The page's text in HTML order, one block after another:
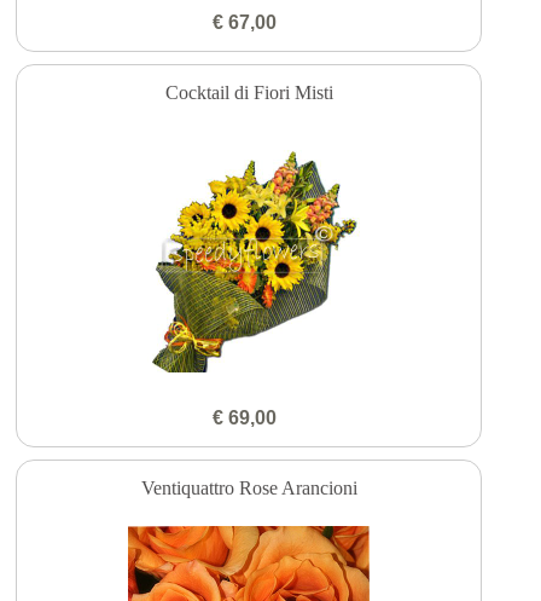
€ 67,00
Cocktail di Fiori Misti
€ 69,00
Ventiquattro Rose Arancioni